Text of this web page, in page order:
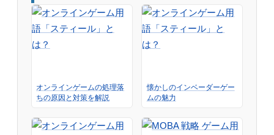
オンラインゲームの処理落
ちの原因と対策を解説
懐かしのインベーダーゲー
ムの魅力